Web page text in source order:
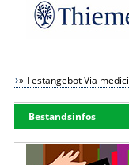
» Testangebot Via medici
Bestandsinfos